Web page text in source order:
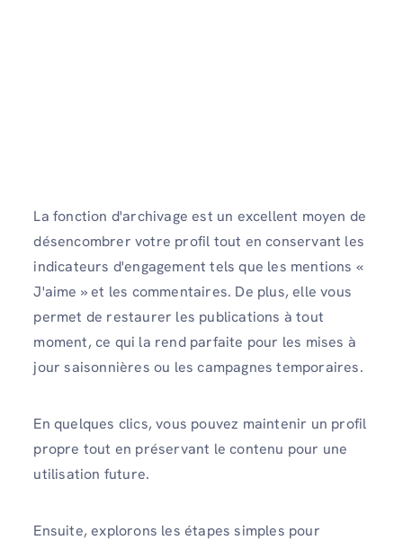
La fonction d'archivage est un excellent moyen de
désencombrer votre profil tout en conservant les
indicateurs d'engagement tels que les mentions «
J'aime » et les commentaires. De plus, elle vous
permet de restaurer les publications à tout
moment, ce qui la rend parfaite pour les mises à
jour saisonnières ou les campagnes temporaires.
En quelques clics, vous pouvez maintenir un profil
propre tout en préservant le contenu pour une
utilisation future.
Ensuite, explorons les étapes simples pour